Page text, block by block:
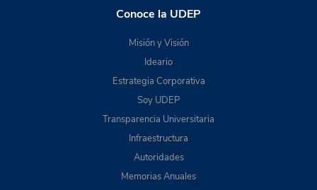
Conoce la UDEP
Misión y Visión
Ideario
Estrategia Corporativa
Soy UDEP
Transparencia Universitaria
Infraestructura
Autoridades
Memorias Anuales